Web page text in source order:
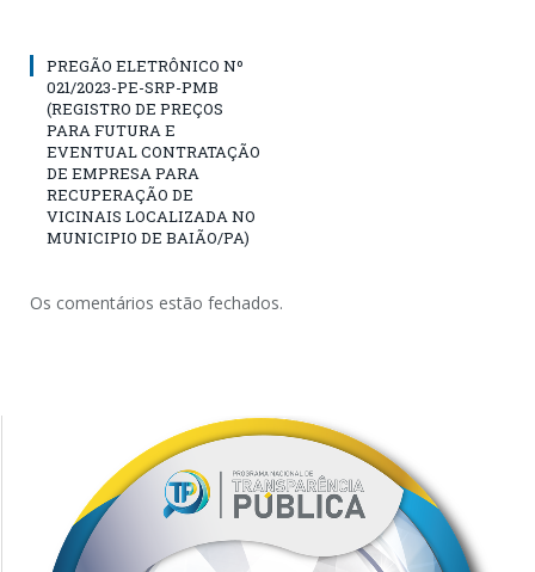
PREGÃO ELETRÔNICO Nº
021/2023-PE-SRP-PMB
(REGISTRO DE PREÇOS
PARA FUTURA E
EVENTUAL CONTRATAÇÃO
DE EMPRESA PARA
RECUPERAÇÃO DE
VICINAIS LOCALIZADA NO
MUNICIPIO DE BAIÃO/PA)
Os comentários estão fechados.